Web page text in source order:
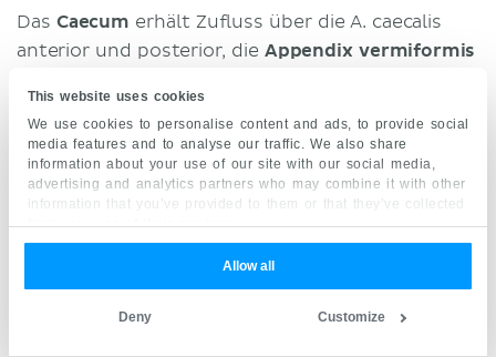
This website uses cookies
We use cookies to personalise content and ads, to provide social
media features and to analyse our traffic. We also share
information about your use of our site with our social media,
advertising and analytics partners who may combine it with other
information that you’ve provided to them or that they’ve collected
from your use of their services.
Allow all
Customize
Deny
Das Caecum erhält Zufluss über die A. caecalis
anterior und posterior, die Appendix vermiformis
ileocolica aus der A. mesenterica superior). Die A.
colica media, A. colica dextra (beide aus der A.
mesenterica superior) und die A. colica sinistra
(aus der A. mesenterica inferior) versorgen das
Colon.
wird über drei Arterien gut